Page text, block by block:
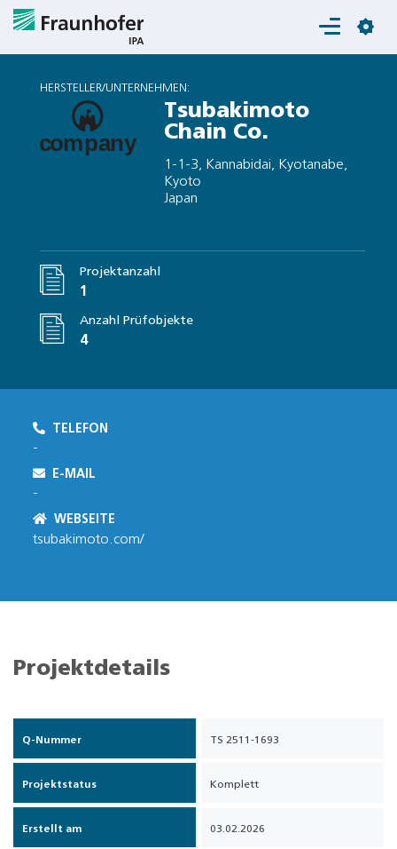
Login
HERSTELLER/UNTERNEHMEN:
Tsubakimoto
Chain Co.
1-1-3, Kannabidai, Kyotanabe,
Kyoto
Japan
Projektanzahl
1
Anzahl Prüfobjekte
4
TELEFON
-
E-MAIL
-
WEBSEITE
tsubakimoto.com/
Projektdetails
Q-Nummer TS 2511-1693
Projektstatus Komplett
Erstellt am 03.02.2026